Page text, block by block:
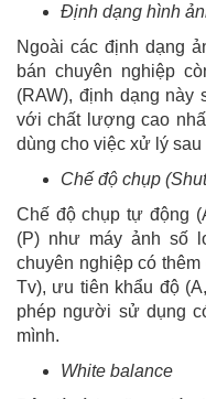
Định dạng hình
Ngoài các định dạng
bán chuyên nghiệp
(RAW), định dạng này
với chất lượng cao
dùng cho việc xử lý sau
Chế độ chụp
Chế độ chụp tự động
(P) như máy ảnh số
chuyên nghiệp có
Tv), ưu tiên khẩu độ
phép người sử dụng
mình.
White balance